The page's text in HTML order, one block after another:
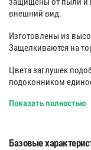
внешний вид.
Изготовлены из
Защелкиваются на
Цвета заглушек
подоконником
Показать полностью
Базовые